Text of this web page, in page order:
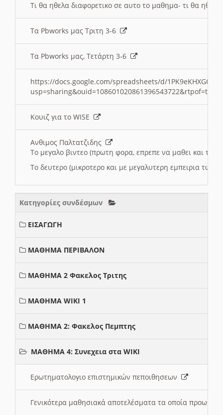
Τι θα ηθελα διαφορετικο σε αυτο το μαθημα- τι θα
Τα Pbworks μας Τριτη 3-6
Τα Pbworks μας, Τετάρτη 3-6
https://docs.google.com/spreadsheets/d/
Κουιζ για το WISE
Ανθιμος Παλτατζιδης
Το μεγαλο βιντεο (πρωτη φορα, επρεπε να μαθει και το
Το δευτερο (μικροτερο και με μεγαλυτερη εμπειρια
Κατηγορίες συνδέσμων
ΕΙΣΑΓΩΓΗ
ΜΑΘΗΜΑ ΠΕΡΙΒΑΛΟΝ
ΜΑΘΗΜΑ 2 Φακελος Τριτης
ΜΑΘΗΜΑ WIKI 1
ΜΑΘΗΜΑ 2: Φακελος Πεμπτης
ΜΑΘΗΜΑ 4: Συνεχεια στα WIKI
Ερωτηματολογιο επιστημικών πεποιθησεων
Γενικότερα μαθησιακά αποτελέσματα τα οποία